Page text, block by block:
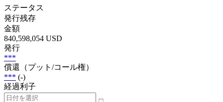
ステータス
発行残存
金額
840,598,054 USD
発行
***
償還（プット/コール権）
*** (-)
経過利子